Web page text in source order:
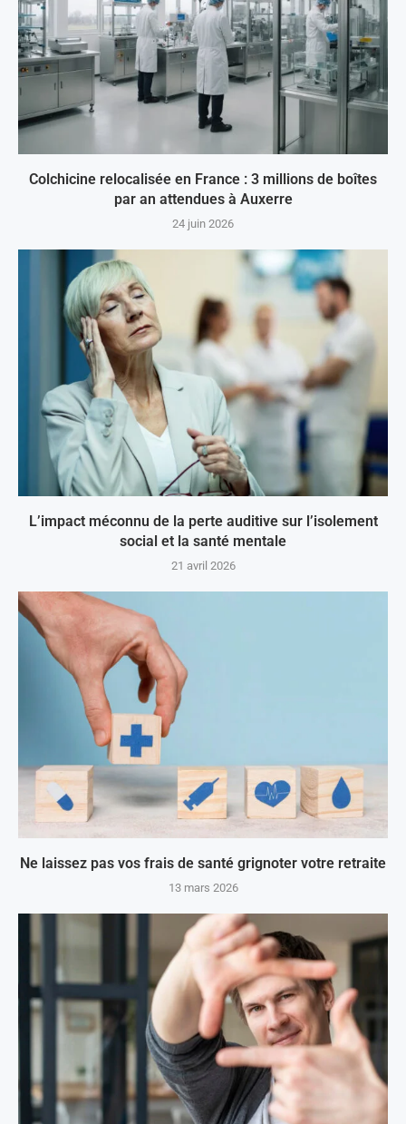
Colchicine relocalisée en France : 3 millions de boîtes
par an attendues à Auxerre
24 juin 2026
L’impact méconnu de la perte auditive sur l’isolement
social et la santé mentale
21 avril 2026
Ne laissez pas vos frais de santé grignoter votre retraite
13 mars 2026